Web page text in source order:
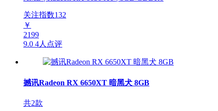
关注指数132
￥
2199
9.0 4人点评
撼讯Radeon RX 6650XT 暗黑犬 8GB
共2款